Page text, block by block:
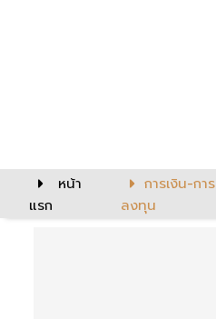
หน้า
แรก
การเงิน-การ
ลงทุน